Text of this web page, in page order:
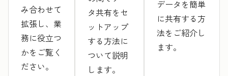
み合わせて
拡張し、業
務に役立つ
かをご覧く
ださい。
タ共有をセ
ットアップ
する方法に
ついて説明
します。
データを簡単
に共有する方
法をご紹介し
ます。